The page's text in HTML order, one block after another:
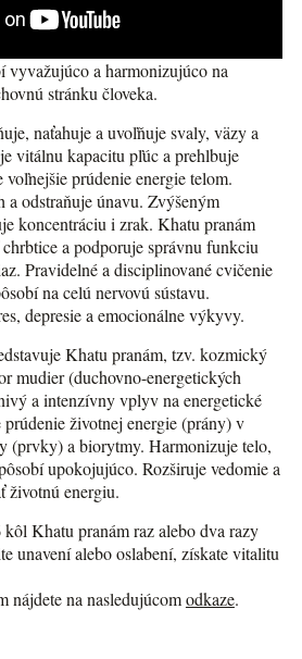
vyvažujúco a harmonizujúco na
stránku človeka.
naťahuje a uvoľňuje svaly, väzy a
vitálnu kapacitu pľúc a prehlbuje
prúdenie energie telom.
a odstraňuje únavu. Zvýšeným
koncentráciu i zrak. Khatu pranám
a podporuje správnu funkciu
Pravidelné a disciplinované cvičenie
na celú nervovú sústavu.
depresie a emocionálne výkyvy.
Khatu pranám, tzv. kozmický
mudier (duchovno-energetických
a intenzívny vplyv na energetické
životnej energie (prány) v
(prvky) a biorytmy. Harmonizuje telo,
upokojujúco. Rozširuje vedomie a
životnú energiu.
Khatu pranám raz alebo dva razy
unavení alebo oslabení, získate vitalitu
na nasledujúcomodkaze.